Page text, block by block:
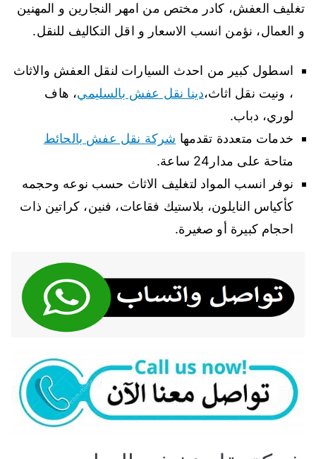
تغليف العفش، كادر مختص من امهر النجارين و المهنين
و العمال، نؤمن انسب الاسعار و اقل التكاليف للنقل.
اسطول كبير من احدث السيارات لنقل العفش والاثاث
، ونيت نقل اثاث،دينا نقل عفش بالسليمي، هاف
لوري، دباب.
خدمات متعددة تقدمها شركة نقل عفش بالحائط
متاحة على مدار24 ساعة.
نوفر انسب المواد لتغليف الاثاث حسب نوعه وحجمه
كأكياس النايلون، بلاستيك فقاعات، فنين، كراتين ذات
احجام كبيرة أو صغيرة.